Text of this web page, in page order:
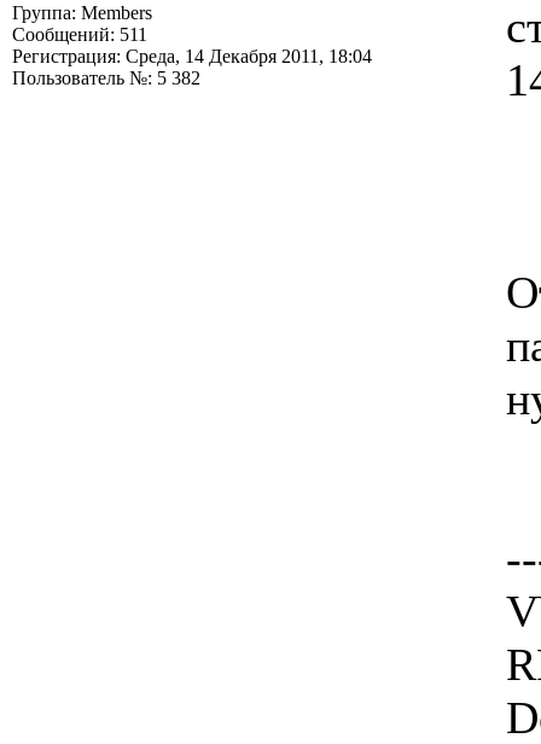
Группа: Members
Сообщений: 511
Регистрация: Среда, 14 Декабря 2011, 18:04
Пользователь №: 5 382